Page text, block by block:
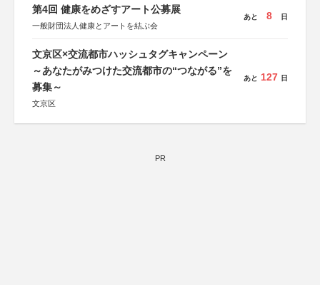
第4回 健康をめざすアート公募展
一般財団法人健康とアートを結ぶ会
あと 8 日
文京区×交流都市ハッシュタグキャンペーン
～あなたがみつけた交流都市の“つながる”を
募集～
文京区
あと 127 日
PR